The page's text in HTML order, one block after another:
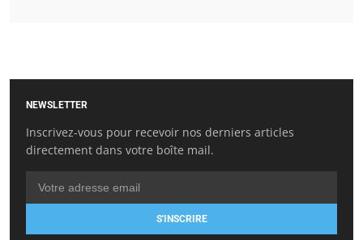
NEWSLETTER
Inscrivez-vous pour recevoir nos derniers articles
directement dans votre boîte mail.
S'INSCRIRE